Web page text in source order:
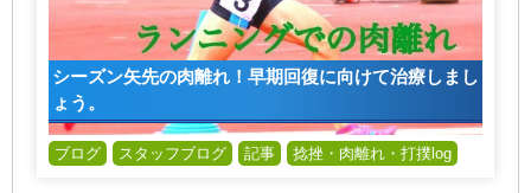
シーズン矢先の肉離れ！早期回復に向けて治療しまし
ょう。
ブログ スタッフブログ 記事 捻挫・肉離れ・打撲log